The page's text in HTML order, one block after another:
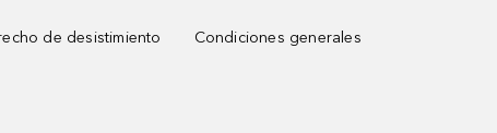
de desistimiento
Condiciones generales